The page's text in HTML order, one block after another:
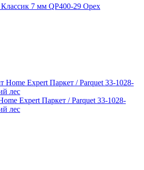
7 мм QP400-29 Орех
Expert Паркет / Parquet 33-1028-
лес